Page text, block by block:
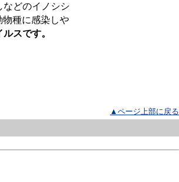
どのイノシシ
種に感染しや
スです。
▲ページ上部に戻る